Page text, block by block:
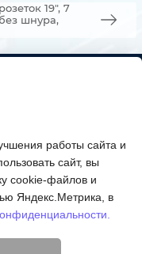
19", 7
шнура,
работы сайта и
сайт, вы
cookie-файлов и
Яндекс.Метрика, в